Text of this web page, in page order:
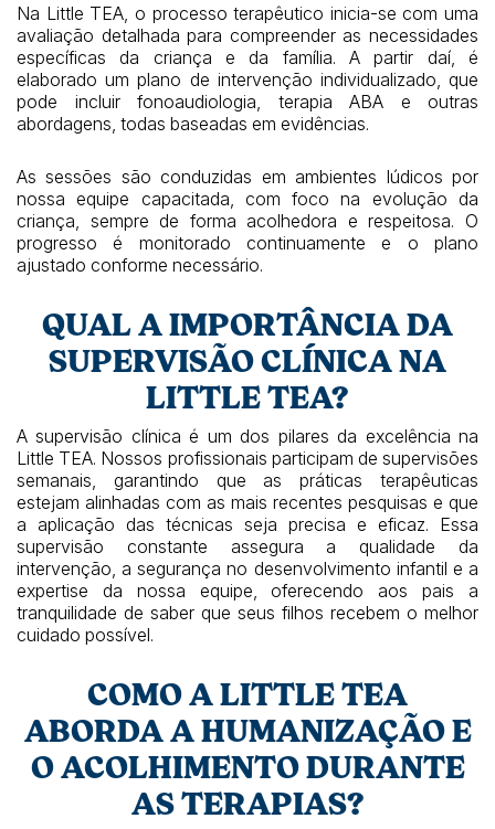
Na Little TEA, o processo terapêutico inicia-se com uma
avaliação detalhada para compreender as necessidades
específicas da criança e da família. A partir daí, é
elaborado um plano de intervenção individualizado, que
pode incluir fonoaudiologia, terapia ABA e outras
abordagens, todas baseadas em evidências.
As sessões são conduzidas em ambientes lúdicos por
nossa equipe capacitada, com foco na evolução da
criança, sempre de forma acolhedora e respeitosa. O
progresso é monitorado continuamente e o plano
ajustado conforme necessário.
QUAL A IMPORTÂNCIA DA
SUPERVISÃO CLÍNICA NA
LITTLE TEA?
A supervisão clínica é um dos pilares da excelência na
Little TEA. Nossos profissionais participam de supervisões
semanais, garantindo que as práticas terapêuticas
estejam alinhadas com as mais recentes pesquisas e que
a aplicação das técnicas seja precisa e eficaz. Essa
supervisão constante assegura a qualidade da
intervenção, a segurança no desenvolvimento infantil e a
expertise da nossa equipe, oferecendo aos pais a
tranquilidade de saber que seus filhos recebem o melhor
cuidado possível.
COMO A LITTLE TEA
ABORDA A HUMANIZAÇÃO E
O ACOLHIMENTO DURANTE
AS TERAPIAS?